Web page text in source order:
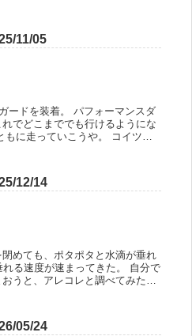
11/05
ードを装着。 パフォーマンスダ
でどこまででも行けるようにな
もに走っていこうや。 コイツは
12/14
めても、ポタポタと水滴が垂れ
る速度が速まってきた。 自分で
うと、アレコレと調べてみたの
05/24